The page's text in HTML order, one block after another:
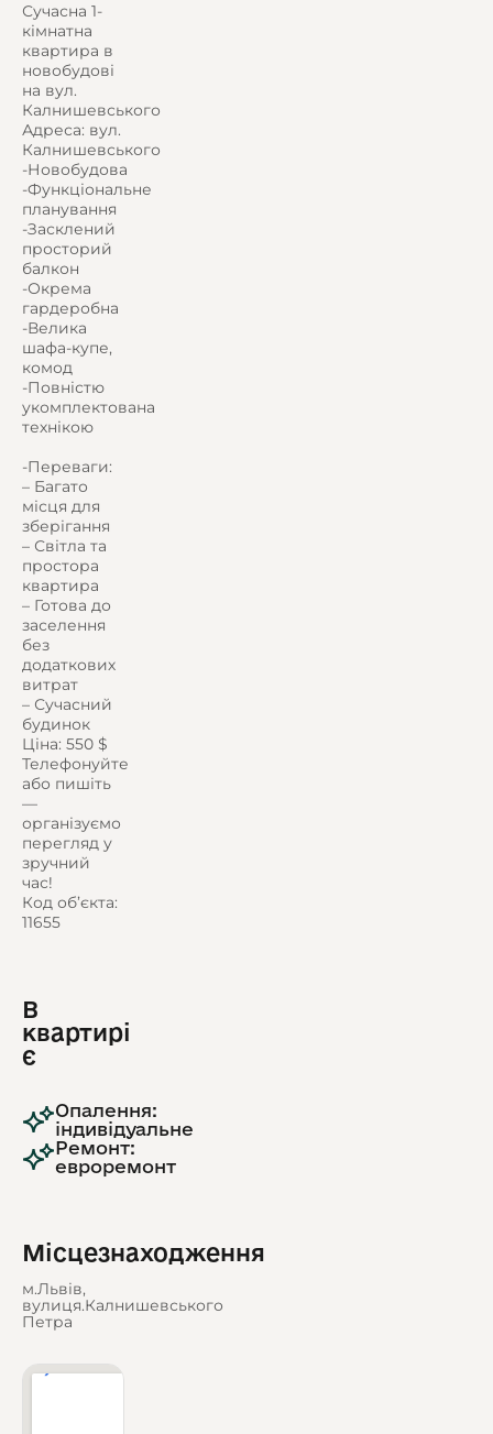
Сучасна 1-
кімнатна
квартира в
новобудові
на вул.
Калнишевського
Адреса: вул.
Калнишевського
-Новобудова
-Функціональне
планування
-Засклений
просторий
балкон
-Окрема
гардеробна
-Велика
шафа-купе,
комод
-Повністю
укомплектована
технікою
-Переваги:
– Багато
місця для
зберігання
– Світла та
простора
квартира
– Готова до
заселення
без
додаткових
витрат
– Сучасний
будинок
Ціна: 550 $
Телефонуйте
або пишіть
—
організуємо
перегляд у
зручний
час!
Код об’єкта:
11655
В
квартирі
є
Опалення:
індивідуальне
Ремонт:
евроремонт
Місцезнаходження
м.Львів,
вулиця.Калнишевського
Петра